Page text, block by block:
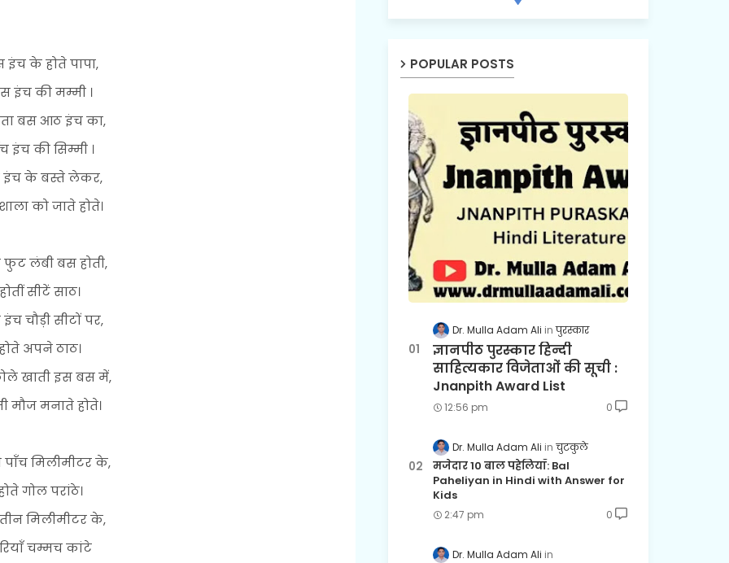
इंच के होते पापा,
इंच की मम्मी ।
बस आठ इंच का,
इंच की सिम्मी ।
के बस्ते लेकर,
को जाते होते।
फुट लंबी बस होती,
होतीं सीटें साठ।
चौड़ी सीटों पर,
अपने ठाठ।
खाती इस बस में,
मौज मनाते होते।
पाँच मिलीमीटर के,
गोल परांठे।
मिलीमीटर के,
चम्मच कांटे
POPULAR POSTS
Dr. Mulla Adam Ali पुरस्कार
ज्ञानपीठ पुरस्कार हिन्दी
साहित्यकार विजेताओं की सूची :
Jnanpith Award List
12:56 pm 0
Dr. Mulla Adam Ali चुटकुले
मजेदार 10 बाल पहेलियाँ: Bal
Paheliyan in Hindi with Answer for
Kids
2:47 pm 0
Dr. Mulla Adam Ali